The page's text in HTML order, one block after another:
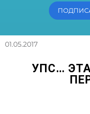
01.05.2017
УПС…